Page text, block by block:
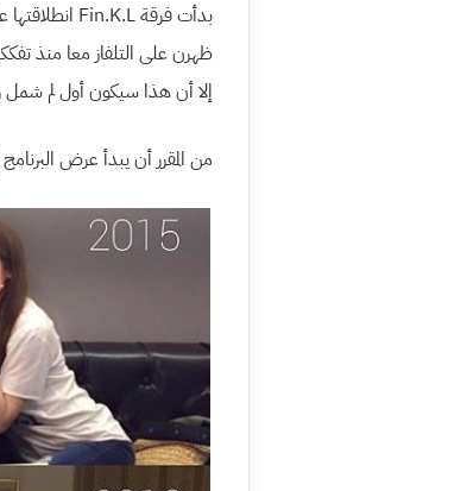
ظهرن على التلفاز معا منذ
إلا أن هذا سيكون أول لم شمل
من المقرر أن يبدأ عرض